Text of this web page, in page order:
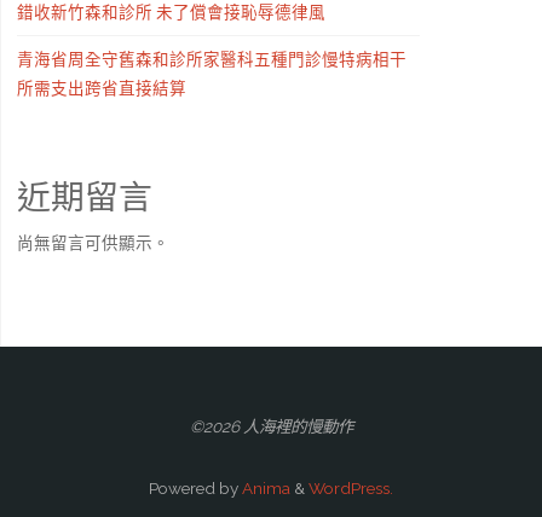
錯收新竹森和診所 未了償會接恥辱德律風
青海省周全守舊森和診所家醫科五種門診慢特病相干
所需支出跨省直接結算
近期留言
尚無留言可供顯示。
©2026 人海裡的慢動作
Powered byAnima & WordPress.